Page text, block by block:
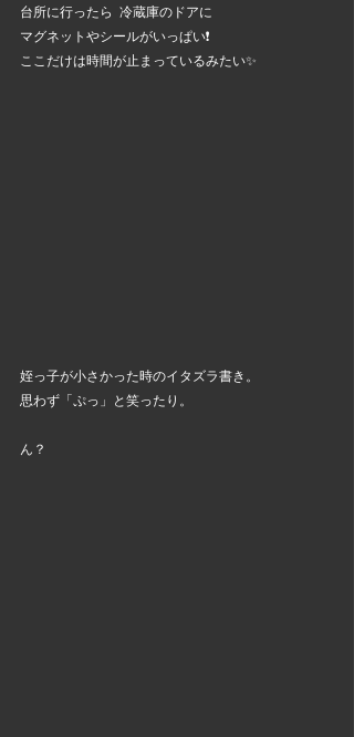
台所に行ったら  冷蔵庫のドアに
マグネットやシールがいっぱい❗
ここだけは時間が止まっているみたい✨
姪っ子が小さかった時のイタズラ書き。
思わず「ぷっ」と笑ったり。
ん？